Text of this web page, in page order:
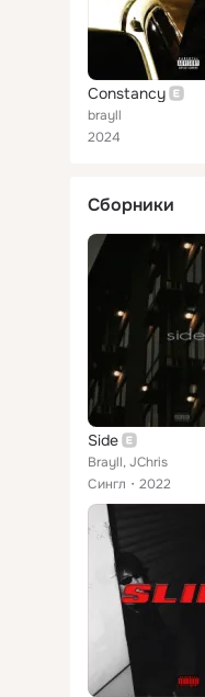
Constancy
brayll
2024
Сборники
Side
Brayll, JChris
Сингл
2022